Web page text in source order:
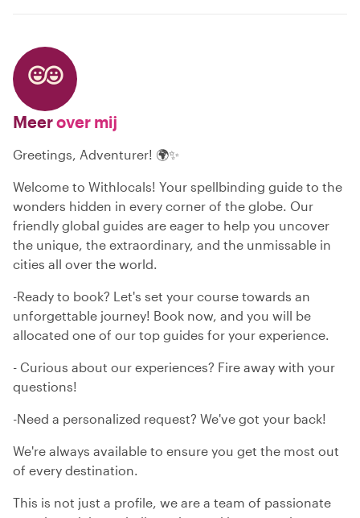
Meerover mij
Greetings, Adventurer! 🌍✨
Welcome to Withlocals! Your spellbinding guide to the
wonders hidden in every corner of the globe. Our
friendly global guides are eager to help you uncover
the unique, the extraordinary, and the unmissable in
cities all over the world.
-Ready to book? Let's set your course towards an
unforgettable journey! Book now, and you will be
allocated one of our top guides for your experience.
- Curious about our experiences? Fire away with your
questions!
-Need a personalized request? We've got your back!
We're always available to ensure you get the most out
of every destination.
This is not just a profile, we are a team of passionate